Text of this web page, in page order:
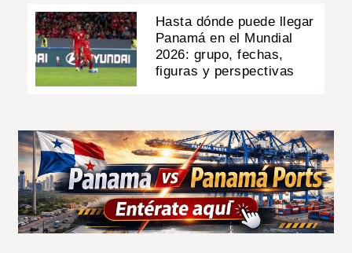
Hasta dónde puede llegar
Panamá en el Mundial
2026: grupo, fechas,
figuras y perspectivas